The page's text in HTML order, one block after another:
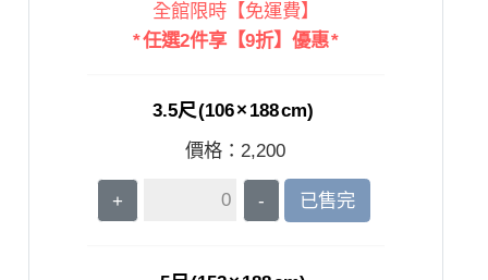
全館限時【免運費】
* 任選2件享【9折】優惠 *
3.5尺 (106 × 188 cm)
價格： 2,200
+ - 已售完